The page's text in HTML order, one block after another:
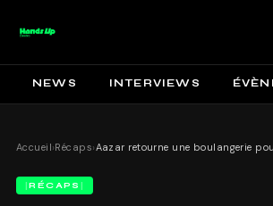
NEWS INTERVIEWS
Accueil›Récaps›
RÉCAPS